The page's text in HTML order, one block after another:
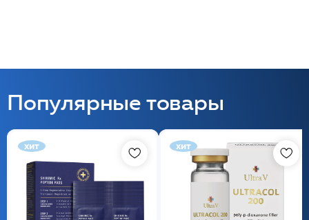
Популярные товары
хит хит